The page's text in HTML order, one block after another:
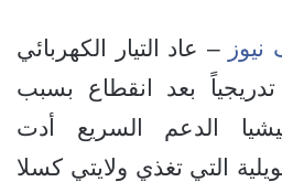
– عاد التيار الكهربائي
بعد انقطاع بسبب
الدعم السريع أدت
التي تغذي ولايتي كسلا